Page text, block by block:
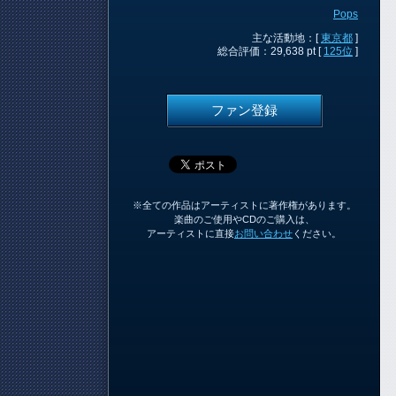
Pops
主な活動地：[東京都 ]
総合評価：29,638 pt [ 125位 ]
ファン登録
※全ての作品はアーティストに著作権があります。
楽曲のご使用やCDのご購入は、
アーティストに直接お問い合わせ ください。